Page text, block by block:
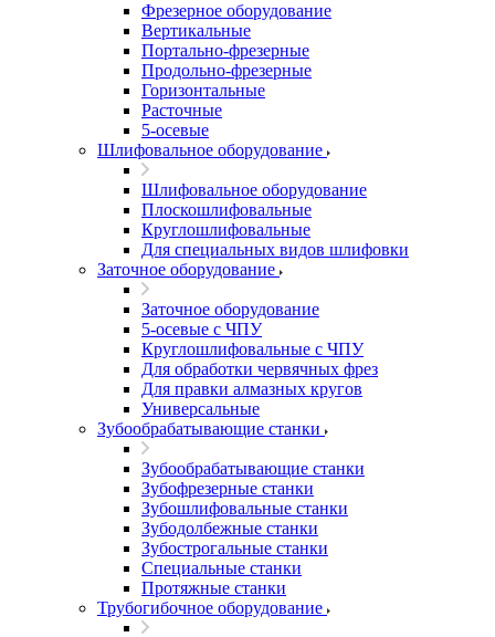
Фрезерное оборудование
Вертикальные
Портально-фрезерные
Продольно-фрезерные
Горизонтальные
Расточные
5-осевые
Шлифовальное оборудование
Шлифовальное оборудование
Плоскошлифовальные
Круглошлифовальные
Для специальных видов шлифовки
Заточное оборудование
Заточное оборудование
5-осевые с ЧПУ
Круглошлифовальные с ЧПУ
Для обработки червячных фрез
Для правки алмазных кругов
Универсальные
Зубообрабатывающие станки
Зубообрабатывающие станки
Зубофрезерные станки
Зубошлифовальные станки
Зубодолбежные станки
Зубострогальные станки
Специальные станки
Протяжные станки
Трубогибочное оборудование